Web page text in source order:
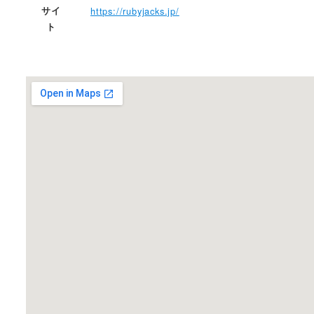
サイ
ト
https://rubyjacks.jp/